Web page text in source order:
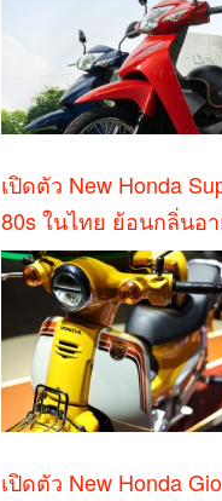
เปิดตัว New Honda
80s ในไทย ย้อนกลิ่นอ
บาท
เปิดตัว New Honda